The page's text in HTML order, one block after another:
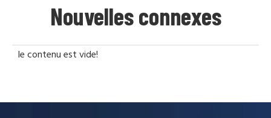
Nouvelles connexes
le contenu est vide!